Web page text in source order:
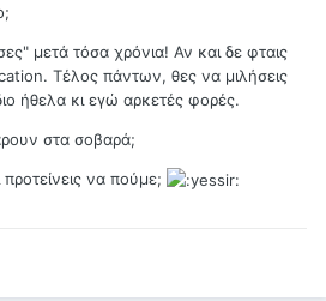
μετά τόσα χρόνια! Αν και δε φταις
Τέλος πάντων, θες να μιλήσεις
ήθελα κι εγώ αρκετές φορές.
στα σοβαρά;
να πούμε;